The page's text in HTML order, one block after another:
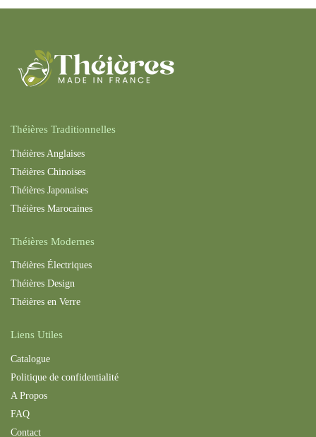
Théières Traditionnelles
Théières Anglaises
Théières Chinoises
Théières Japonaises
Théières Marocaines
Théières Modernes
Théières Électriques
Théières Design
Théières en Verre
Liens Utiles
Catalogue
Politique de confidentialité
A Propos
FAQ
Contact